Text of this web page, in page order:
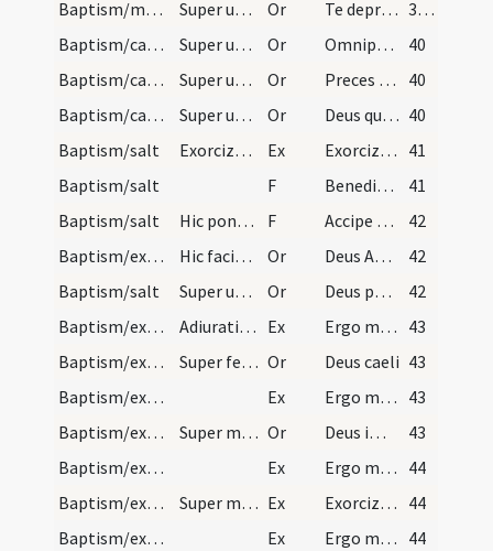
Baptism/marking
Super utrumque. Or Te deprecor Domine ... percipere mereamur.
39 (6v)
Baptism/catechumenal initiation
Super utrumque. Or Omnipotens ... respicere dignare
40
Baptism/catechumenal initiation
Super utrumque. Or Preces nostras
40
Baptism/catechumenal initiation
Super utrumque. Or Deus qui humani generis 40
Baptism/salt
Exorcizmus salis. Ex Exorcizo te creatura salis 41
Baptism/salt
F Benedic omnipotens Deus hanc ... nostri Iesu Christi.
41
Baptism/salt
Hic pone de sale in os pueri. F Accipe salem
42
Baptism/exorcism
Hic faciat crucem in fronte infantis et dicat Dom… Or Deus Abraham ... qui Moysi
42
Baptism/salt
Super utrumque. Or Deus patrum nostrorum
42
Baptism/exorcism
Adiuratio ad utrumque. Ex Ergo maledicte 43
Baptism/exorcism
Super feminas. Or Deus caeli 43
Baptism/exorcism
Ex Ergo maledicte 43
Baptism/exorcism
Super masculos. Or Deus immortale
43
Baptism/exorcism
Ex Ergo maledicte 44
Baptism/exorcism
Super masculos. Ex Exorcizo te immunde ... qui caeco 44
Baptism/exorcism
Ex Ergo maledicte 44